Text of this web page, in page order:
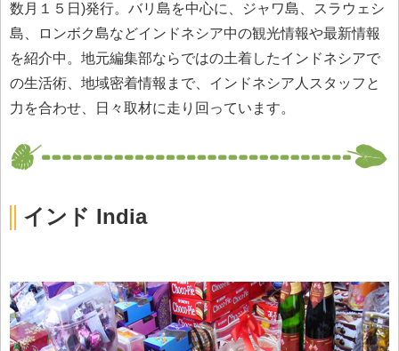
数月１５日)発行。バリ島を中心に、ジャワ島、スラウェシ
島、ロンボク島などインドネシア中の観光情報や最新情報
を紹介中。地元編集部ならではの土着したインドネシアで
の生活術、地域密着情報まで、インドネシア人スタッフと
力を合わせ、日々取材に走り回っています。
インド India